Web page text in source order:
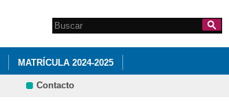
Formulario de
búsqueda
Search this site
MATRÍCULA 2024-2025
Contacto